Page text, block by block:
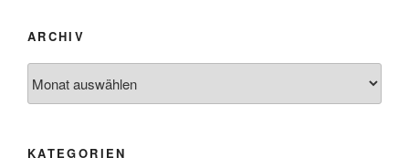
ARCHIV
KATEGORIEN